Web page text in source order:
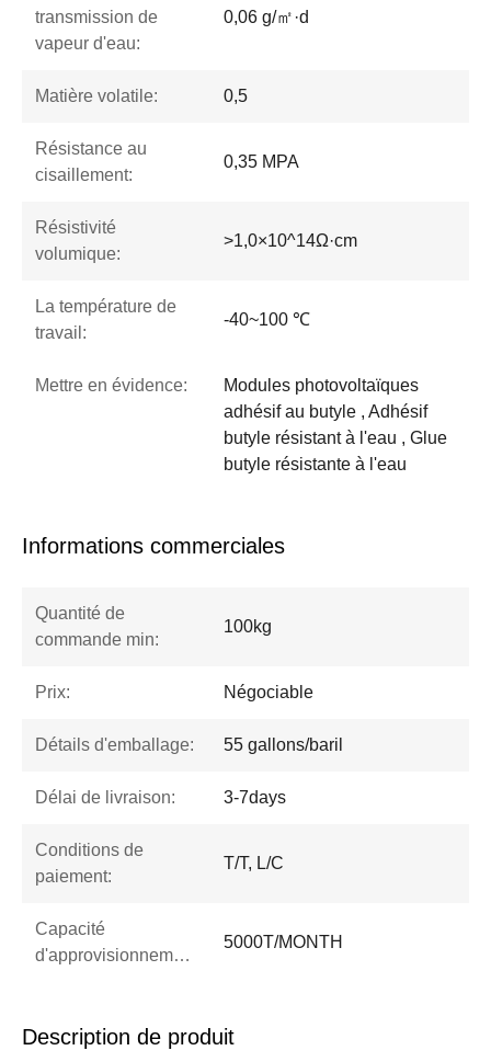
transmission de
vapeur d'eau:
0,06 g/㎡·d
Matière volatile: 0,5
Résistance au
cisaillement:
0,35 MPA
Résistivité
volumique:
>1,0×10^14Ω·cm
La température de
travail:
-40~100 ℃
Mettre en évidence:
Modules photovoltaïques
adhésif au butyle , Adhésif
butyle résistant à l'eau , Glue
butyle résistante à l'eau
Informations commerciales
Quantité de
commande min:
100kg
Prix: Négociable
Détails d'emballage: 55 gallons/baril
Délai de livraison: 3-7days
Conditions de
paiement:
T/T, L/C
Capacité
d'approvisionnement:
5000T/MONTH
Description de produit